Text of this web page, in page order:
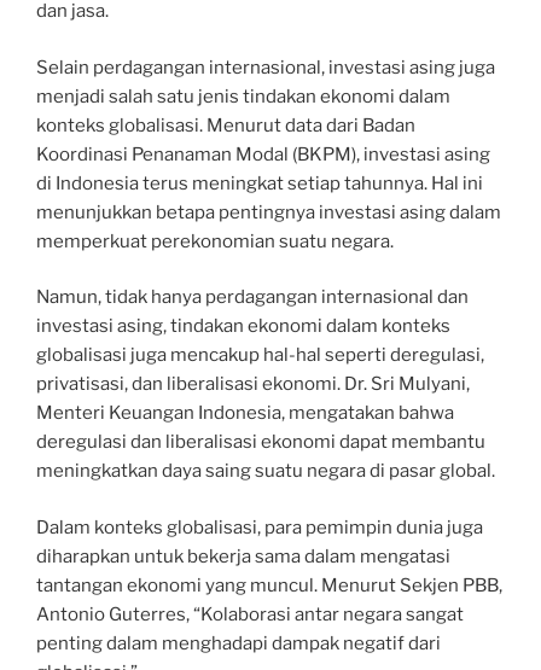
dan jasa.
Selain perdagangan internasional, investasi asing juga
menjadi salah satu jenis tindakan ekonomi dalam
konteks globalisasi. Menurut data dari Badan
Koordinasi Penanaman Modal (BKPM), investasi asing
di Indonesia terus meningkat setiap tahunnya. Hal ini
menunjukkan betapa pentingnya investasi asing dalam
memperkuat perekonomian suatu negara.
Namun, tidak hanya perdagangan internasional dan
investasi asing, tindakan ekonomi dalam konteks
globalisasi juga mencakup hal-hal seperti deregulasi,
privatisasi, dan liberalisasi ekonomi. Dr. Sri Mulyani,
Menteri Keuangan Indonesia, mengatakan bahwa
deregulasi dan liberalisasi ekonomi dapat membantu
meningkatkan daya saing suatu negara di pasar global.
Dalam konteks globalisasi, para pemimpin dunia juga
diharapkan untuk bekerja sama dalam mengatasi
tantangan ekonomi yang muncul. Menurut Sekjen PBB,
Antonio Guterres, “Kolaborasi antar negara sangat
penting dalam menghadapi dampak negatif dari